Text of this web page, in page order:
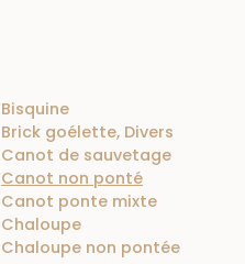
Bisquine
Brick goélette, Divers
Canot de sauvetage
Canot non ponté
Canot ponte mixte
Chaloupe
Chaloupe non pontée